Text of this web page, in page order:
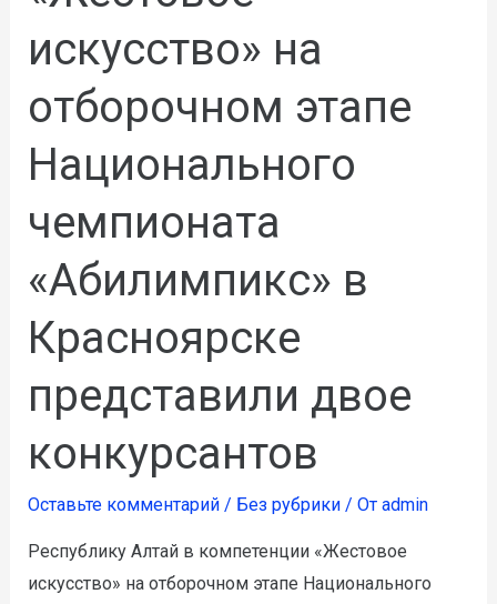
искусство» на
отборочном этапе
Национального
чемпионата
«Абилимпикс» в
Красноярске
представили двое
конкурсантов
Оставьте комментарий / Без рубрики/ От admin
Республику Алтай в компетенции «Жестовое
искусство» на отборочном этапе Национального